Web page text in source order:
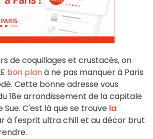
de coquillages et crustacés, on
bon planà ne pas manquer à Paris
Cette bonne adresse vous
18e arrondissement de la capitale
Sue. C'est là que se trouve la
à l'esprit ultra chill et au décor brut